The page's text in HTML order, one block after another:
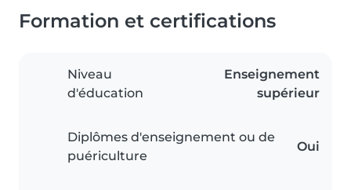
Formation et certifications
Niveau
d'éducation
Enseignement
supérieur
Diplômes d'enseignement ou de
puériculture
Oui